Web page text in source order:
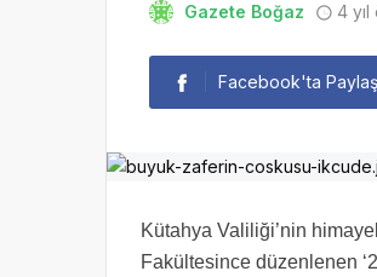
Gazete Boğaz 4 yıl
Facebook'ta Paylaş
Kütahya Valiliği’nin
Fakültesince düzenlenen